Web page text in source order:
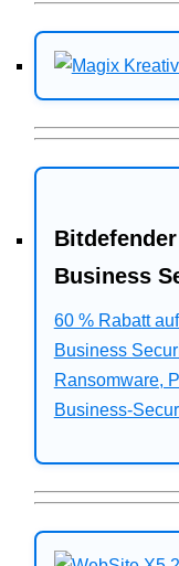
Bitdefender
Business
60 % Rabatt
Business
Ransomware,
Business-